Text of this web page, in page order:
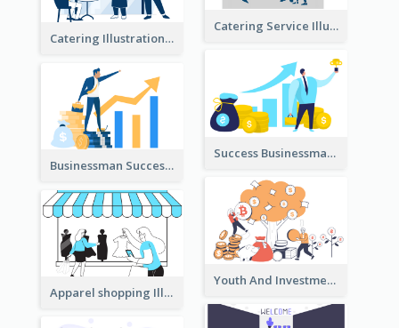
Catering Service Illustration
Catering Illustration
Success Businessman Illustration
Businessman Success Illustration
Youth And Investment Illustration
Apparel shopping Illustration